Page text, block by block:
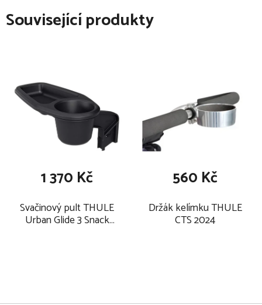
Související produkty
Svačinový pult THULE
Urban Glide 3 Snack
1 370 Kč
Držák kelímku THULE
CTS 2024
560 Kč